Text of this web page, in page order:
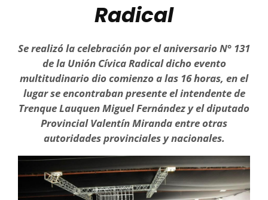
Radical
Se realizó la celebración por el aniversario N° 131
de la Unión Cívica Radical dicho evento
multitudinario dio comienzo a las 16 horas, en el
lugar se encontraban presente el intendente de
Trenque Lauquen Miguel Fernández y el diputado
Provincial Valentín Miranda entre otras
autoridades provinciales y nacionales.